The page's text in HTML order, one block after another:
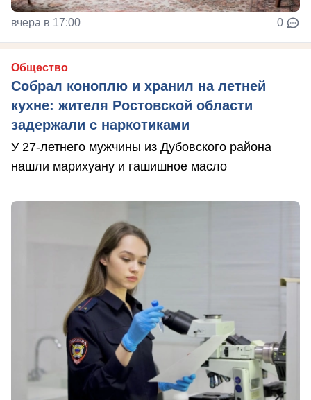
вчера в 17:00 0
Общество
Собрал коноплю и хранил на летней
кухне: жителя Ростовской области
задержали с наркотиками
У 27-летнего мужчины из Дубовского района
нашли марихуану и гашишное масло